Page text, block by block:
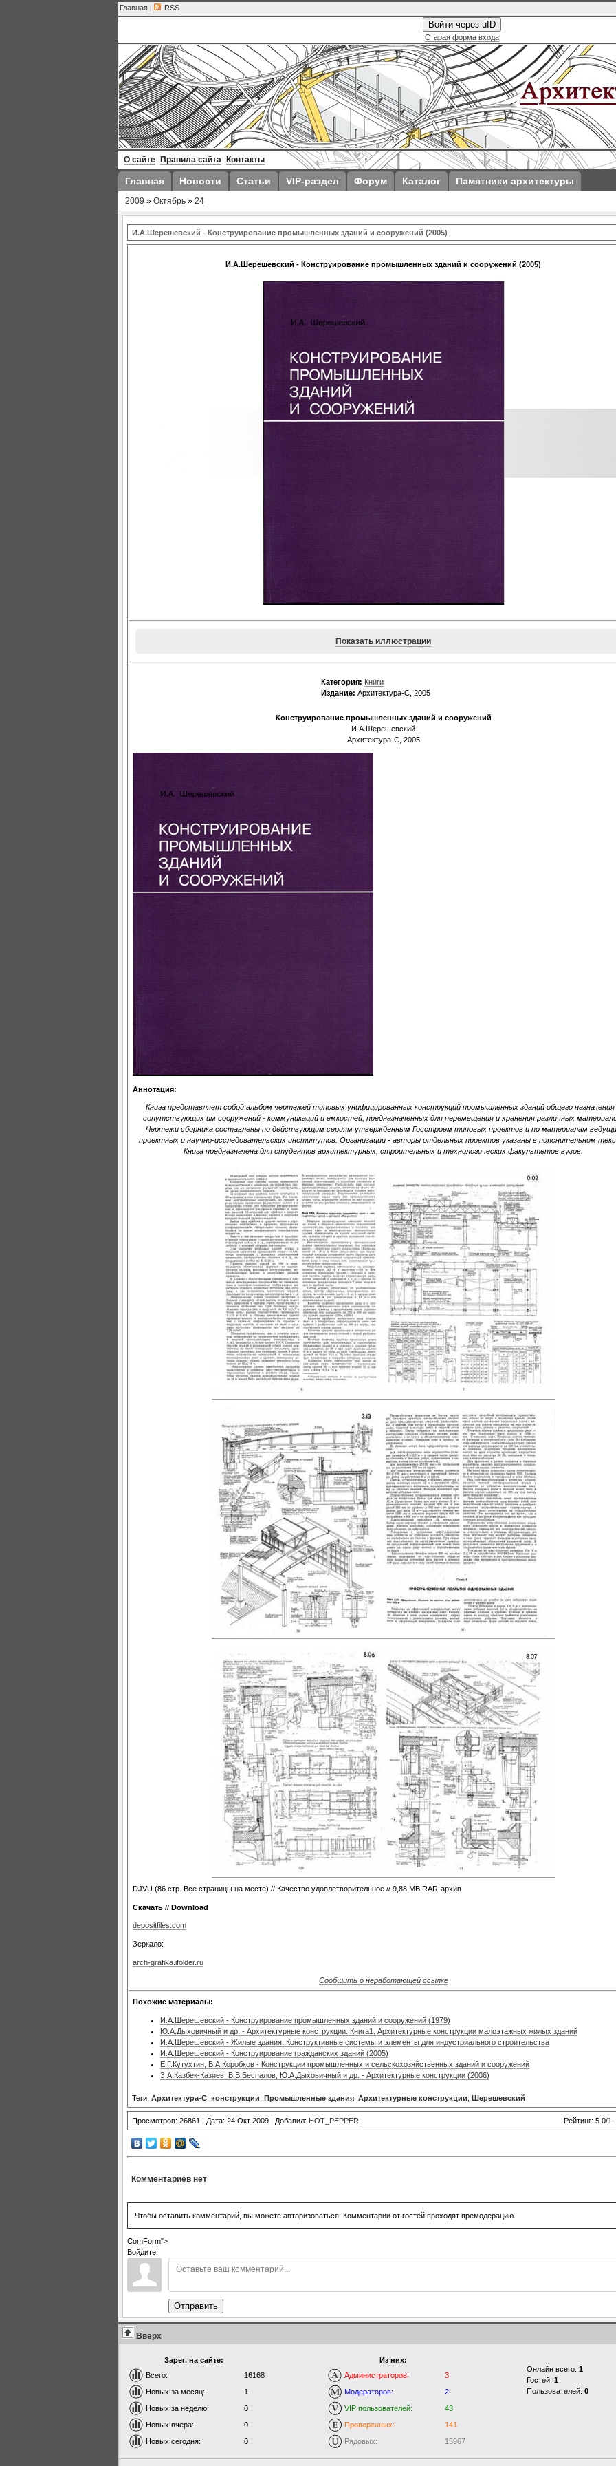
Главная | RSS
Войти через uID
Старая форма входа
О сайте Правила сайта Контакты
Главная Новости Статьи VIP-раздел Форум Каталог Памятники архитектуры
2009 » Октябрь » 24
И.А.Шерешевский - Конструирование промышленных зданий и сооружений (2005)
И.А.Шерешевский - Конструирование промышленных зданий и сооружений (2005)
Показать иллюстрации
Категория: Книги
Издание: Архитектура-С, 2005
Конструирование промышленных зданий и сооружений
И.А.Шерешевский
Архитектура-С, 2005
Аннотация:
Книга представляет собой альбом чертежей типовых унифицированных конструкций промышленных зданий общего назначения
сопутствующих им сооружений - коммуникаций и емкостей, предназначенных для перемещения и хранения различных
Чертежи сборника составлены по действующим сериям утвержденным Госстроем типовых проектов и по материалам
проектных и научно-исследовательских институтов. Организации - авторы отдельных проектов указаны в пояснительном
Книга предназначена для студентов архитектурных, строительных и технологических факультетов вузов.
DJVU (86 стр. Все страницы на месте) // Качество удовлетворительное // 9,88 MB RAR-архив
Скачать // Download
depositfiles.com
Зеркало:
arch-grafika.ifolder.ru
Сообщить о неработающей ссылке
Похожие материалы:
И.А.Шерешевский - Конструирование промышленных зданий и сооружений (1979)
Ю.А.Дыховичный и др. - Архитектурные конструкции. Книга1. Архитектурные конструкции малоэтажных жилых зданий
И.А.Шерешевский - Жилые здания. Конструктивные системы и элементы для индустриального строительства
И.А.Шерешевский - Конструирование гражданских зданий (2005)
Е.Г.Кутухтин, В.А.Коробков - Конструкции промышленных и сельскохозяйственных зданий и сооружений
З.А.Казбек-Казиев, В.В.Беспалов, Ю.А.Дыховичный и др. - Архитектурные конструкции (2006)
Теги: Архитектура-С конструкции Промышленные здания Архитектурные конструкции Шерешевский
Просмотров: 26861 | Дата: 24 Окт 2009 | Добавил: HOT_PEPPER Рейтинг: 5.0/1
Комментариев нет
Чтобы оставить комментарий, вы можете авторизоваться. Комментарии от гостей проходят премодерацию.
ComForm">
Войдите:
Отправить
Вверх
Зарег. на сайте:
Всего:
16168
Новых за месяц:
1
Новых за неделю:
0
Новых вчера:
0
Новых сегодня:
0
Из них:
Администраторов:
3
Модераторов:
2
VIP пользователей:
43
Проверенных:
141
Рядовых:
15967
Онлайн всего: 1
Гостей: 1
Пользователей: 0